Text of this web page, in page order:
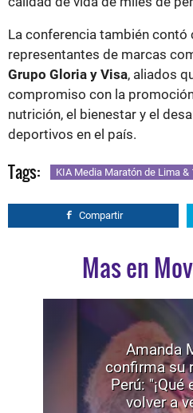
La conferencia también
representantes de marcas
Grupo Gloria y Visa, aliados
compromiso con la
nutrición, el bienestar y el
deportivos en el país.
Tags: KIA Media Maratón de Lima &
Compartir
Mas en
Amanda
confirma su
Perú:
volver a